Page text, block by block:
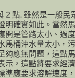
2 點. 雖然是一般民
明確實如此。當然
開是管路太小、過
馬桶沖水量太小，
夠應無問題，這點
示，這點將要求經
準應要求溶解速度